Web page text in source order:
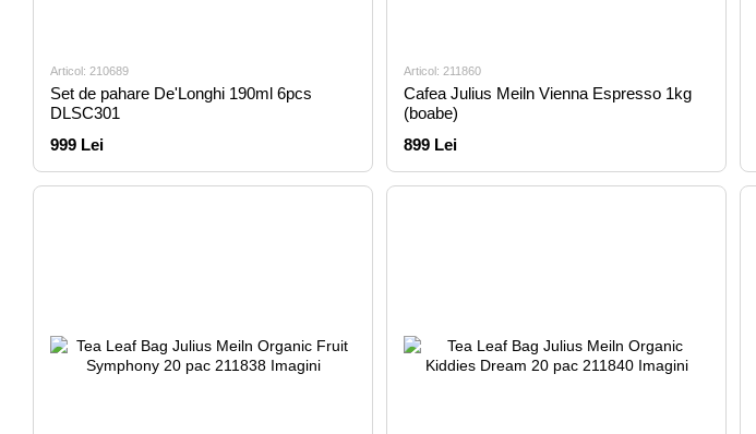
Articol: 210689
Set de pahare De'Longhi 190ml 6pcs
DLSC301
999 Lei
Articol: 211860
Cafea Julius Meiln Vienna Espresso 1kg
(boabe)
899 Lei